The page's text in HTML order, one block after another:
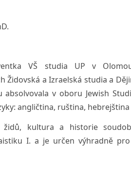
VŠ studia UP v
Židovská a Izraelská studia a
absolvovala v oboru Jewish
angličtina, ruština, hebrejština
židů, kultura a historie
I. a je určen výhradně